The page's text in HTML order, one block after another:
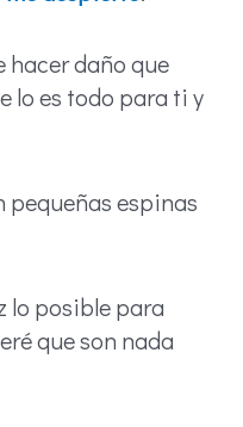
hacer daño que
lo es todo para ti y
pequeñas espinas
lo posible para
que son nada